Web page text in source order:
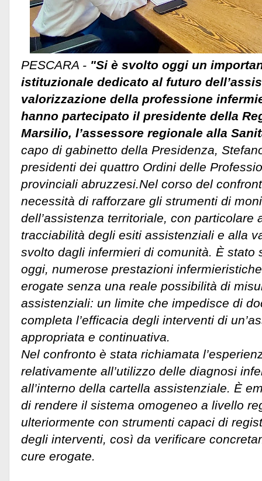
PESCARA - "Si è svolto oggi un
istituzionale dedicato al futuro
valorizzazione della professione
hanno partecipato il presidente della
Marsilio, l’assessore regionale alla
capo di gabinetto della Presidenza,
presidenti dei quattro Ordini delle
provinciali abruzzesi. Nel corso del
necessità di rafforzare gli strumenti di
dell’assistenza territoriale, con particolare
tracciabilità degli esiti assistenziali e alla
svolto dagli infermieri di comunità. È stato
oggi, numerose prestazioni
erogate senza una reale possibilità di
assistenziali: un limite che impedisce di
completa l’efficacia degli interventi di
appropriata e continuativa.
Nel confronto è stata richiamata
relativamente all’utilizzo delle diagnosi
all’interno della cartella assistenziale. È
di rendere il sistema omogeneo a livello
ulteriormente con strumenti capaci di
degli interventi, così da verificare
cure erogate.